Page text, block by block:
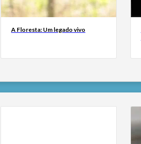
A Floresta: Um legado vivo